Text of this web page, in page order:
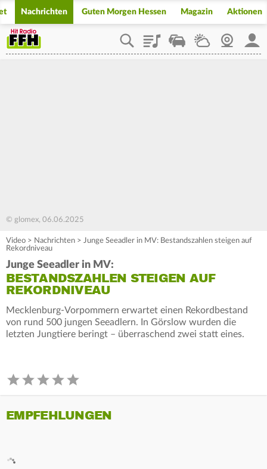
Nachrichten Guten Morgen Hessen Magazin Aktionen
PlaylistStaupilotWetterWebcam
© glomex, 06.06.2025
Video > Nachrichten > Junge Seeadler in MV: Bestandszahlen steigen auf
Rekordniveau
Junge Seeadler in MV:
BESTANDSZAHLEN STEIGEN AUF
REKORDNIVEAU
Mecklenburg-Vorpommern erwartet einen Rekordbestand
von rund 500 jungen Seeadlern. In Görslow wurden die
letzten Jungtiere beringt – überraschend zwei statt eines.
EMPFEHLUNGEN